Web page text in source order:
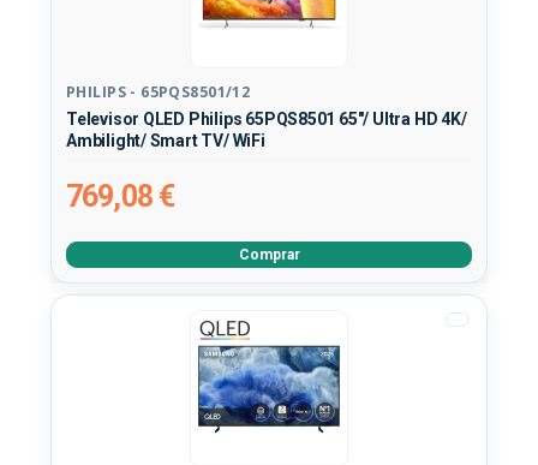
PHILIPS - 65PQS8501/12
Televisor QLED Philips 65PQS8501 65"/ Ultra HD 4K/
Ambilight/ Smart TV/ WiFi
769,08 €
Comprar